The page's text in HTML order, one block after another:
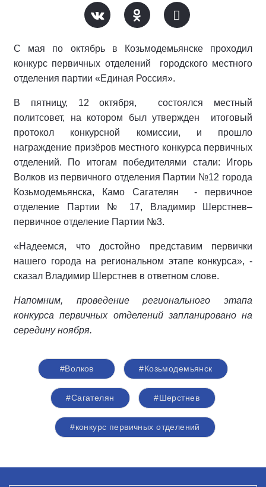
С мая по октябрь в Козьмодемьянске проходил
конкурс первичных отделений городского местного
отделения партии «Единая Россия».
В пятницу, 12 октября, состоялся местный
политсовет, на котором был утвержден итоговый
протокол конкурсной комиссии, и прошло
награждение призёров местного конкурса первичных
отделений. По итогам победителями стали: Игорь
Волков из первичного отделения Партии №12 города
Козьмодемьянска, Камо Сагателян - первичное
отделение Партии № 17, Владимир Шерстнев–
первичное отделение Партии №3.
«Надеемся, что достойно представим первички
нашего города на региональном этапе конкурса», -
сказал Владимир Шерстнев в ответном слове.
Напомним, проведение регионального этапа
конкурса первичных отделений запланировано на
середину ноября.
#Волков #Козьмодемьянск
#Сагателян #Шерстнев
#конкурс первичных отделений